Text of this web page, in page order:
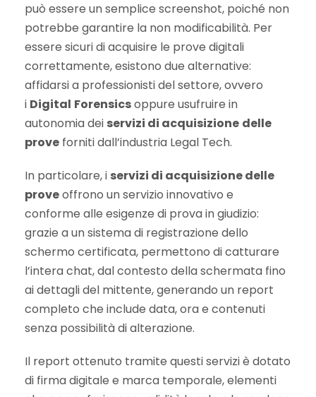
può essere un semplice screenshot, poiché non
potrebbe garantire la non modificabilità. Per
essere sicuri di acquisire le prove digitali
correttamente, esistono due alternative:
affidarsi a professionisti del settore, ovvero
i Digital Forensicsoppure usufruire in
autonomia dei servizi di acquisizione delle
prove forniti dall’industria Legal Tech.
In particolare, i servizi di acquisizione delle
proveoffrono un servizio innovativo e
conforme alle esigenze di prova in giudizio:
grazie a un sistema di registrazione dello
schermo certificata, permettono di catturare
l’intera chat, dal contesto della schermata fino
ai dettagli del mittente, generando un report
completo che include data, ora e contenuti
senza possibilità di alterazione.
Il report ottenuto tramite questi servizi è dotato
di firma digitale e marca temporale, elementi